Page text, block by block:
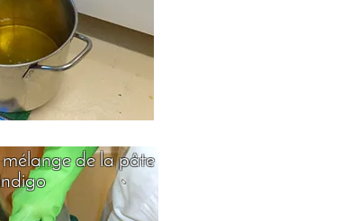
de la pâte